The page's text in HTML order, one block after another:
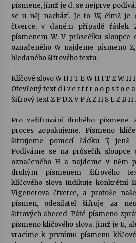
písmene, jímž je d, se nejprve
se u něj nachází. Je to W, čímž je
čtverce, v daném případě řádek
písmenem W. V průsečíku sloupce
označeného W najdeme písmeno
hledaného šifrového textu.
Klíčové slovo W H I T E W H I T E W H
Otevřený text d i v e r t t r o o p s t o e
Šifrový text Z P D X V P A Z H S L Z B H
Pro zašifrování druhého
proces zopakujeme. Písmeno
šifrujeme pomocí řádku 7, jenž
Podíváme se na průsečík sloupce
označeného H a najdeme v něm
druhým písmenem šifrového
klíčového slova indikuje konkrétní
Vigenerova čtverce, a protože
písmen, odesilatel šifruje za
šifrových abeced. Páté písmeno
písmeno klíčového slova, jímž je E,
vracíme k prvnímu písmenu